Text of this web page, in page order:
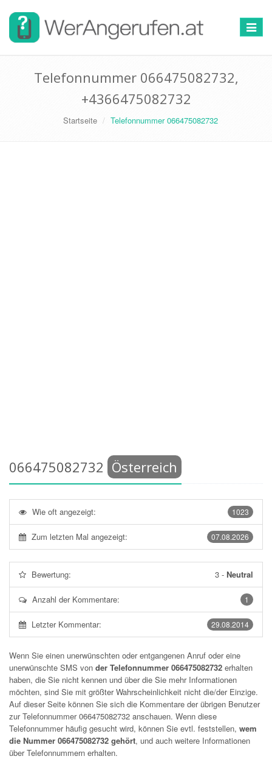
Toggle
Telefonnummer 066475082732,
+4366475082732
Startseite Telefonnummer 066475082732
066475082732 Österreich
1023
Wie oft angezeigt:
07.08.2026
Zum letzten Mal angezeigt:
Bewertung: 3 - Neutral
1
Anzahl der Kommentare:
29.08.2014
Letzter Kommentar:
Wenn Sie einen unerwünschten oder entgangenen Anruf oder eine
unerwünschte SMS von der Telefonnummer 066475082732 erhalten
haben, die Sie nicht kennen und über die Sie mehr Informationen
möchten, sind Sie mit größter Wahrscheinlichkeit nicht die/der Einzige.
Auf dieser Seite können Sie sich die Kommentare der übrigen Benutzer
zur Telefonnummer066475082732 anschauen. Wenn diese
Telefonnummer häufig gesucht wird, können Sie evtl. feststellen, wem
die Nummer 066475082732 gehört, und auch weitere Informationen
über Telefonnummern erhalten.